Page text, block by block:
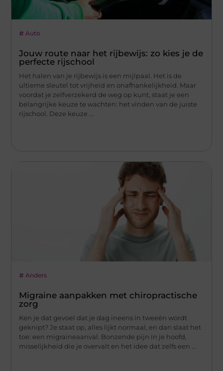
Auto
Jouw route naar het rijbewijs: zo kies je de
perfecte rijschool
Het halen van je rijbewijs is een mijlpaal. Het is de
ultieme sleutel tot vrijheid en onafhankelijkheid. Maar
voordat je zelfverzekerd de weg op kunt, staat je een
belangrijke keuze te wachten: het vinden van de juiste
rijschool. Deze keuze ...
Anders
Migraine aanpakken met chiropractische
zorg
Ken je dat gevoel dat je dag ineens in tweeën wordt
geknipt? Je staat op, alles lijkt normaal, en dan slaat het
toe: een migraineaanval. Bonzende pijn in je hoofd,
misselijkheid die je overvalt en het idee dat zelfs een ...